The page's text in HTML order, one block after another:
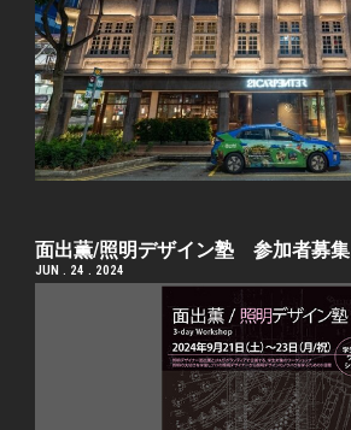
⾯出薫/照明デザイン塾 参加者募集
JUN . 24 . 2024